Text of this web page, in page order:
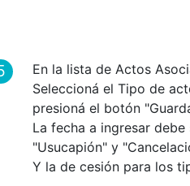
En la lista de Actos
Seleccioná el Tipo de
presioná el botón
La fecha a ingresar
"Usucapión" y
Y la de cesión para los